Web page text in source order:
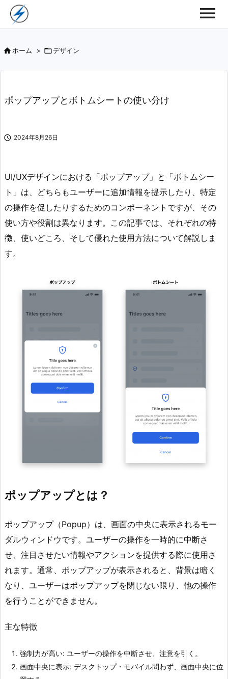
ホーム > デザイン
ポップアップとボトムシートの使い分け
 2024年8月26日
UI/UXデザインにおける「ポップアップ」と「ボトムシー
ト」は、どちらもユーザーに追加情報を提示したり、特定
の操作を促したりするためのコンポーネントですが、その
使い方や役割は異なります。この記事では、それぞれの特
徴、使いどころ、そして優れた使用方法について解説しま
す。
ポップアップとは？
ポップアップ（Popup）は、画面の中央に表示されるモー
ダルウィンドウです。ユーザーの操作を一時的に中断さ
せ、注目させたい情報やアクションを提供する際に使用さ
れます。通常、ポップアップが表示されると、背景は暗く
なり、ユーザーはポップアップを閉じない限り、他の操作
を行うことができません。
主な特徴
強制力が高い: ユーザーの操作を中断させ、注意を引く。
画面中央に表示: デスクトップ・モバイル問わず、画面中央に位